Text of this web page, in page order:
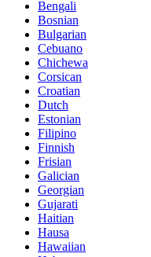
Bengali
Bosnian
Bulgarian
Cebuano
Chichewa
Corsican
Croatian
Dutch
Estonian
Filipino
Finnish
Frisian
Galician
Georgian
Gujarati
Haitian
Hausa
Hawaiian